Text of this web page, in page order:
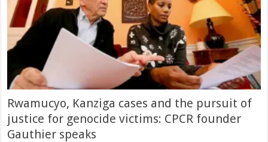
Rwamucyo, Kanziga cases and the pursuit of
justice for genocide victims: CPCR founder
Gauthier speaks